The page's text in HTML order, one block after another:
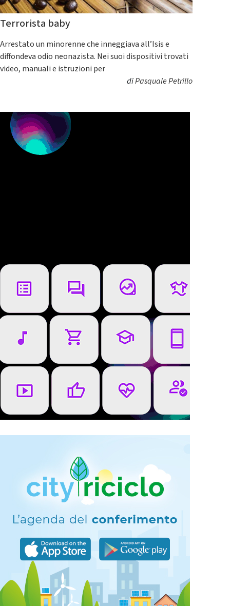
Terrorista baby
Arrestato un minorenne che inneggiava all’Isis e
diffondeva odio neonazista. Nei suoi dispositivi trovati
video, manuali e istruzioni per
diPasquale Petrillo